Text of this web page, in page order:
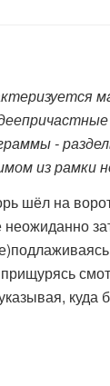
-
из рамки
шёл на
куда